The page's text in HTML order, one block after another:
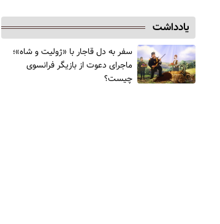
یادداشت
سفر به دل قاجار با «ژولیت و شاه»؛
ماجرای دعوت از ‌بازیگر فرانسوی
چیست؟